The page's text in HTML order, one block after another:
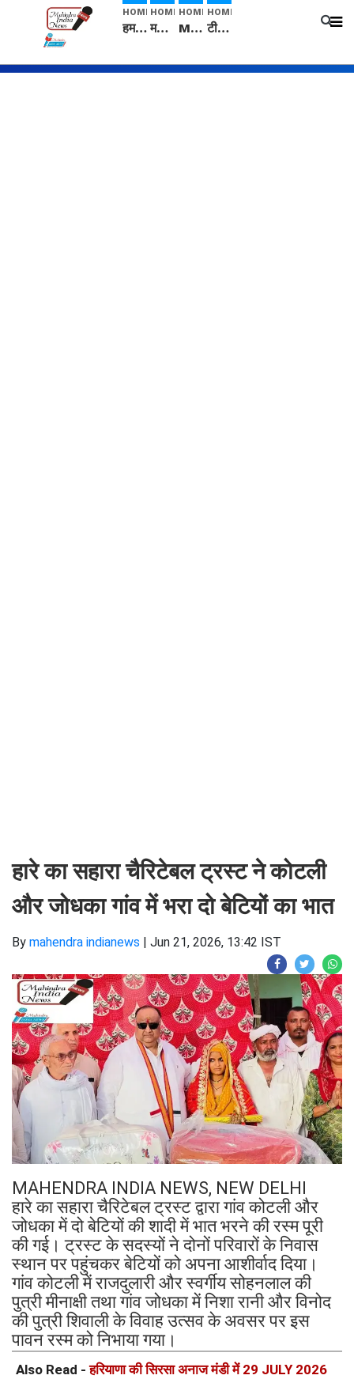
HOME
हम सनातनी..." सांसद kangana Ranaut से क्या बोली लड़की? Viral Jantar-Mantar | CJP protest
HOME
मनीषा हत्याकांड: हत्या, आत्महत्या या कोई बड़ा राज? | Full Story | Josh Haryana
HOME
Mangalsutra: हिंदू धर्म में शादी के बाद मंगलसूत्र क्यों पहनती है महिलाएं, किसने शुरु की ये परंपरा
HOME
टीम बीकेई ने एग्रीकल्चर ग्रेड की यूरिया खाद गट्टों में बदलकर टेक्निकल ग्रेड में बेचने वालों पर करवाई कार्रवाई: लखविंदर सिंह औलख
हारे का सहारा चैरिटेबल ट्रस्ट ने कोटली
और जोधका गांव में भरा दो बेटियों का भात
By mahendra indianews | Jun 21, 2026, 13:42 IST
MAHENDRA INDIA NEWS, NEW DELHI
हारे का सहारा चैरिटेबल ट्रस्ट द्वारा गांव कोटली और
जोधका में दो बेटियों की शादी में भात भरने की रस्म पूरी
की गई। ट्रस्ट के सदस्यों ने दोनों परिवारों के निवास
स्थान पर पहुंचकर बेटियों को अपना आशीर्वाद दिया।
गांव कोटली में राजदुलारी और स्वर्गीय सोहनलाल की
पुत्री मीनाक्षी तथा गांव जोधका में निशा रानी और विनोद
की पुत्री शिवाली के विवाह उत्सव के अवसर पर इस
पावन रस्म को निभाया गया।
Also Read -हरियाणा की सिरसा अनाज मंडी में 29 JULY 2026